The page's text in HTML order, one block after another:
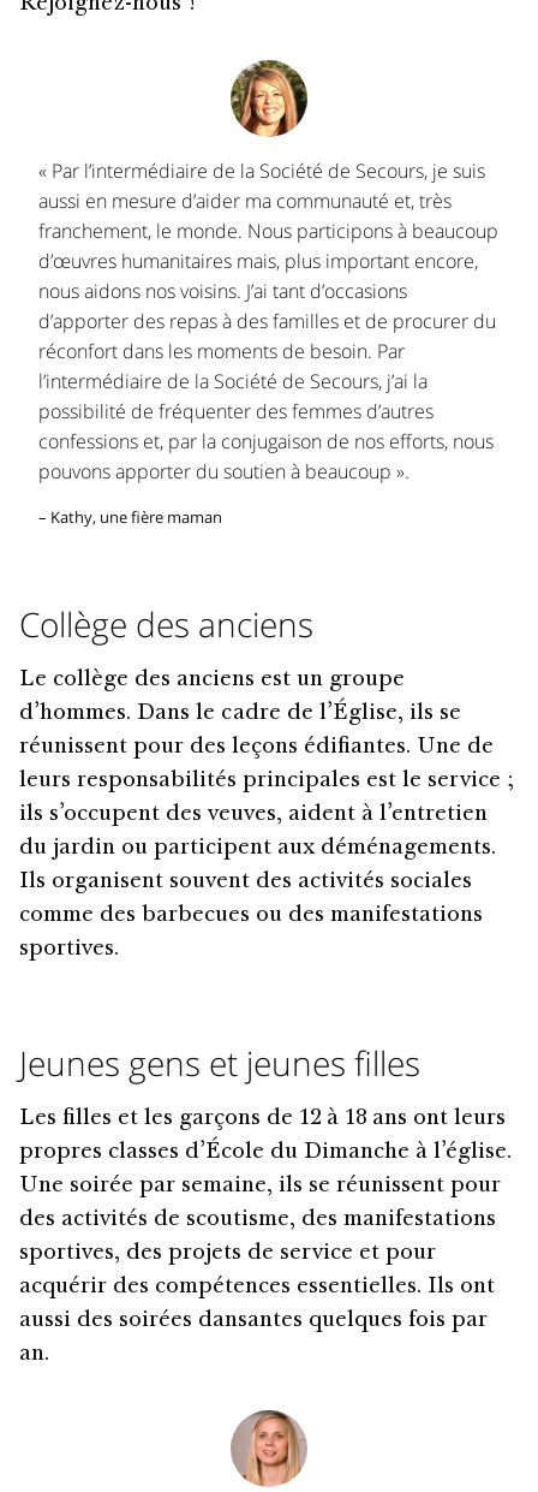
Rejoignez-nous !
« Par l’intermédiaire de la Société de Secours, je suis
aussi en mesure d’aider ma communauté et, très
franchement, le monde. Nous participons à beaucoup
d’œuvres humanitaires mais, plus important encore,
nous aidons nos voisins. J’ai tant d’occasions
d’apporter des repas à des familles et de procurer du
réconfort dans les moments de besoin. Par
l’intermédiaire de la Société de Secours, j’ai la
possibilité de fréquenter des femmes d’autres
confessions et, par la conjugaison de nos efforts, nous
pouvons apporter du soutien à beaucoup ».
– Kathy, une fière maman
Collège des anciens
Le collège des anciens est un groupe
d’hommes. Dans le cadre de l’Église, ils se
réunissent pour des leçons édifiantes. Une de
leurs responsabilités principales est le service ;
ils s’occupent des veuves, aident à l’entretien
du jardin ou participent aux déménagements.
Ils organisent souvent des activités sociales
comme des barbecues ou des manifestations
sportives.
Jeunes gens et jeunes filles
Les filles et les garçons de 12 à 18 ans ont leurs
propres classes d’École du Dimanche à l’église.
Une soirée par semaine, ils se réunissent pour
des activités de scoutisme, des manifestations
sportives, des projets de service et pour
acquérir des compétences essentielles. Ils ont
aussi des soirées dansantes quelques fois par
an.